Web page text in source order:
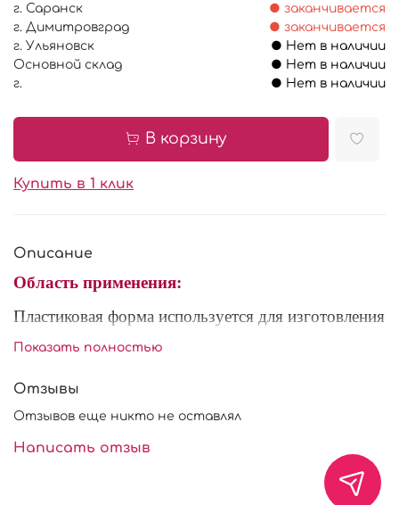
г. Саранск
● заканчивается
г. Димитровград
● заканчивается
г. Ульяновск
● Нет в наличии
Основной склад
● Нет в наличии
г.
● Нет в наличии
В корзину
Купить в 1 клик
Описание
Область применения:
Пластиковая форма используется для изготовления
и охлаждения шоколадного декора. Форма
температуры до +70С.
Состав: пищевой пластик.
Показать полностью
Отзывы
Отзывов еще никто не оставлял
Написать отзыв